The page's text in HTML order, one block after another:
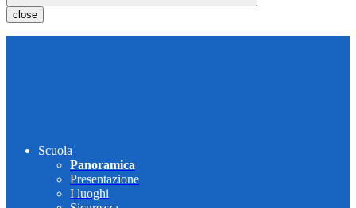
close
Scuola
Panoramica
Presentazione
I luoghi